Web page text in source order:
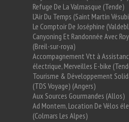
Refuge De La Valmasque (Tende)
L'Air Du Temps (Saint Martin
Le Comptoir De Joséphine
Canyoning Et Randonnée Avec
(Breil-sur-roya)
Accompagnement Vtt à
électrique, Merveilles E-bike
Tourisme & Développement
(TDS Voyage) (Angers)
Aux Sources Gourmandes (Allos)
Ad Montem, Location De Vélos
(Colmars Les Alpes)